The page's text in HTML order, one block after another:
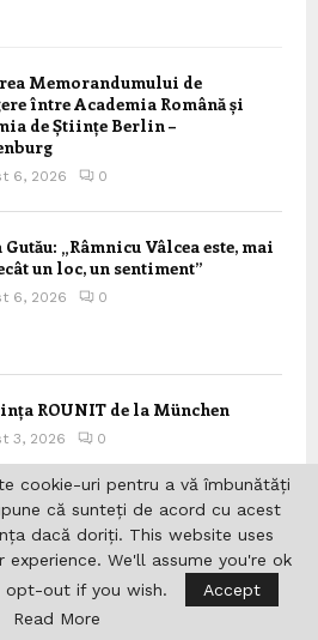
Memorandumului de
între Academia Română și
de Științe Berlin –
6, 2026 0
„Râmnicu Vâlcea este, mai
un loc, un sentiment”
6, 2026 0
ROUNIT de la München
3, 2026 0
parohiala a Parohiei “Sf.
Teologul” din
Rotterdam beneficiaza de
cookie-uri pentru a vă îmbunătăți
că sunteți de acord cu acest
dacă doriți. This website uses
We'll assume you're ok
opt-out if you wish.
Accept
Read More